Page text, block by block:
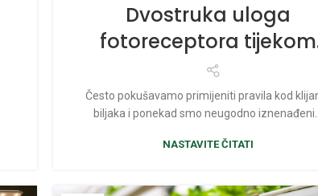
Dvostruka uloga
fotoreceptora tijekom
klijanja sjemena
Često pokušavamo primijeniti pravila kod
biljaka i ponekad smo neugodno iznenađeni…
NASTAVITE ČITATI